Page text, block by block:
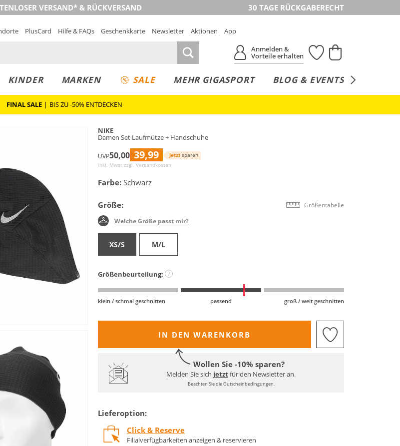
VERSAND* & RÜCKVERSAND 30 TAGE RÜCKGABERECHT
PlusCard Hilfe & FAQs Geschenkkarte Newsletter Aktionen
App
Anmelden &
Vorteile erhalten
KINDER MARKEN SALE MEHR GIGASPORT BLOG & EVENTS
FINAL SALE | BIS ZU -50% ENTDECKEN
NIKE
Damen Set Laufmütze + Handschuhe
UVP50,00 39,99 Jetzt sparen
inkl. Mwst zzgl. Versandkosten
Farbe: Schwarz
Größe: Größentabelle
Welche Größe passt mir?
XS/S M/L
Größenbeurteilung: ?
klein / schmal geschnitten passend groß / weit geschnitten
IN DEN WARENKORB
Wollen Sie -10% sparen?
Melden Sie sich jetztfür den Newsletter an.
Beachten Sie die Gutscheinbedingungen.
Lieferoption:
Click & Reserve
Filialverfügbarkeiten anzeigen & reservieren